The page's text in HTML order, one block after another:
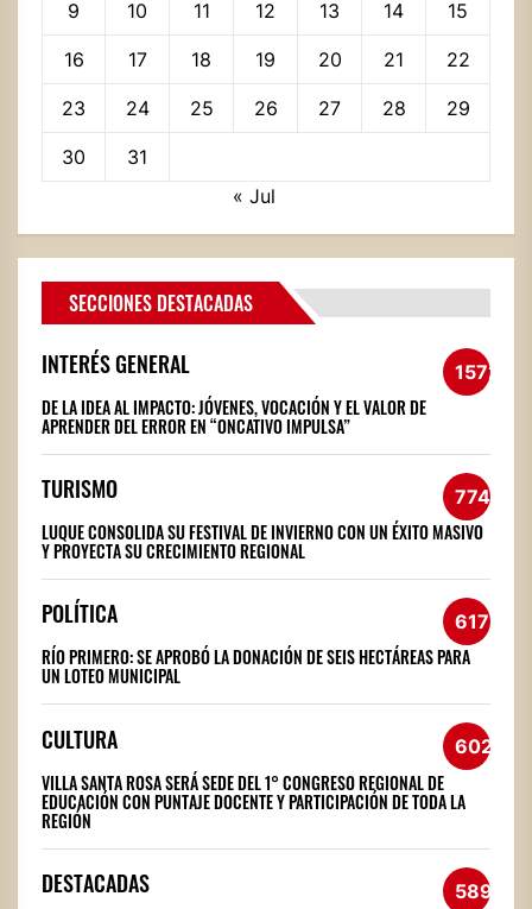
9 10 11 12 13 14 15
16 17 18 19 20 21 22
23 24 25 26 27 28 29
30
31
« Jul
SECCIONES DESTACADAS
INTERÉS GENERAL 1572
DE LA IDEA AL IMPACTO: JÓVENES, VOCACIÓN Y EL VALOR DE
APRENDER DEL ERROR EN “ONCATIVO IMPULSA”
TURISMO 774
LUQUE CONSOLIDA SU FESTIVAL DE INVIERNO CON UN ÉXITO MASIVO
Y PROYECTA SU CRECIMIENTO REGIONAL
POLÍTICA 617
RÍO PRIMERO: SE APROBÓ LA DONACIÓN DE SEIS HECTÁREAS PARA
UN LOTEO MUNICIPAL
CULTURA 602
VILLA SANTA ROSA SERÁ SEDE DEL 1° CONGRESO REGIONAL DE
EDUCACIÓN CON PUNTAJE DOCENTE Y PARTICIPACIÓN DE TODA LA
REGIÓN
DESTACADAS 589